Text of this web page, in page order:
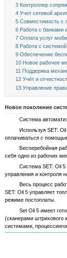
3 Контроллер
4 Учет сетевой
5 Совместимость с
6 Работа с банками
7 Оплата услуг
8 Работа с
9 Обеспечение
10 Новое рабочее
11
Поддержка
12 Учёт и
13 Управление
Новое поколение
Система
Используя SET: Oil 5,
оплачиваться с
Бесперебойная
себя одно из рабочих
Система SET: Oil 5 в
управления и контроля
Весь процесс работы
SET: Oil 5 управляет
режиме постоплаты.
Set Oil 5 имеет
(сканерами штрихового
системами,